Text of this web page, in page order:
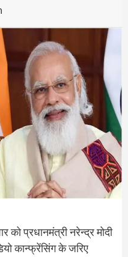
को प्रधानमंत्री नरेन्द्र मोदी
कान्फ्रेंसिंग के जरिए